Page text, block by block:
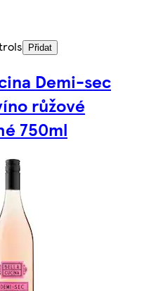
Přidat
Demi-sec
růžové
750ml